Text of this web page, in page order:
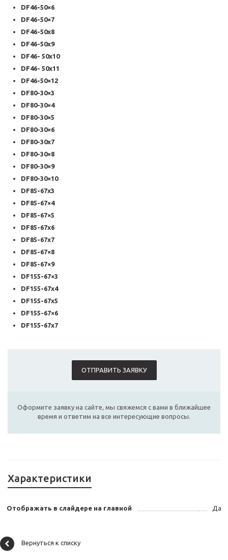
DF46-50×6
DF46-50×7
DF46-50x8
DF46-50x9
DF46- 50x10
DF46- 50x11
DF46-50×12
DF80-30×3
DF80-30×4
DF80-30×5
DF80-30×6
DF80-30x7
DF80-30×8
DF80-30×9
DF80-30×10
DF85-67x3
DF85-67×4
DF85-67×5
DF85-67x6
DF85-67x7
DF85-67×8
DF85-67×9
DF155-67×3
DF155-67x4
DF155-67x5
DF155-67×6
DF155-67x7
ОТПРАВИТЬ ЗАЯВКУ
Оформите заявку на сайте, мы свяжемся с вами в ближайшее
время и ответим на все интересующие вопросы.
Характеристики
Отображать в слайдере на главной Да
Вернуться к списку